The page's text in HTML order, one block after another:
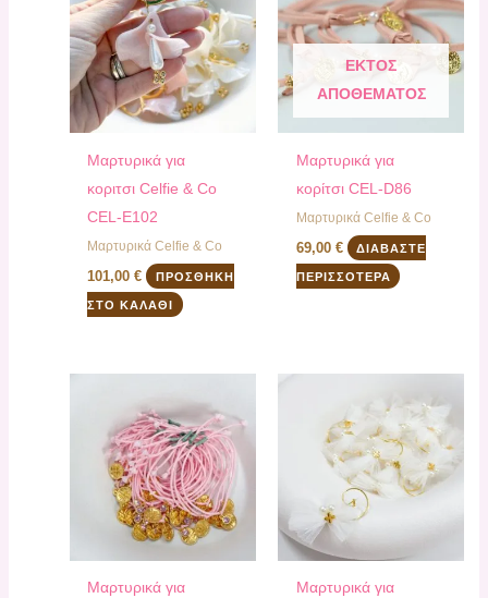
Μαρτυρικά για
κοριτσι Celfie & Co
CEL-E102
Μαρτυρικά Celfie & Co
101,00€ ΠΡΟΣΘΉΚΗ
ΣΤΟ ΚΑΛΆΘΙ
ΕΚΤΌΣ
ΑΠΟΘΈΜΑΤΟΣ
Μαρτυρικά για
κορίτσι CEL-D86
Μαρτυρικά Celfie & Co
69,00 € ΔΙΑΒΆΣΤΕ
ΠΕΡΙΣΣΌΤΕΡΑ
Μαρτυρικά για
Μαρτυρικά για